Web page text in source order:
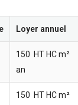
Loyer annuel
150  HT HC m²
an
150  HT HC m²